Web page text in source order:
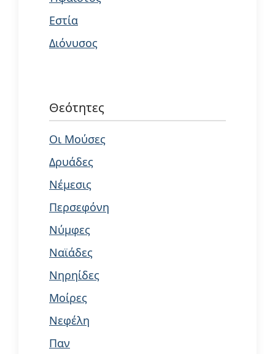
Εστία
Διόνυσος
Θεότητες
Οι Μούσες
Δρυάδες
Νέμεσις
Περσεφόνη
Νύμφες
Ναϊάδες
Νηρηίδες
Μοίρες
Νεφέλη
Παν